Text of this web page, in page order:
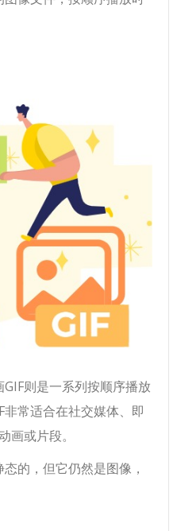
则是一系列按顺序播放
常适合在社交媒体、即
画或片段。
的，但它仍然是图像，